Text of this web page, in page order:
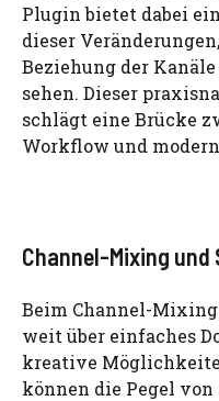
Plugin bietet dabei
dieser
Beziehung der
sehen. Dieser
schlägt eine Brücke
Workflow und
Channel-Mixing und
Beim Channel-Mixing
weit über einfaches
kreative
können die Pegel von